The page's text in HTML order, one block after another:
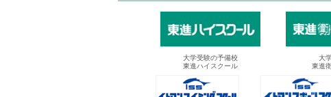
大学受験の予備校
東進ハイスクール
大
東進